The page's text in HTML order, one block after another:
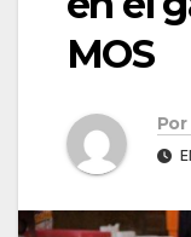
MOS
Por